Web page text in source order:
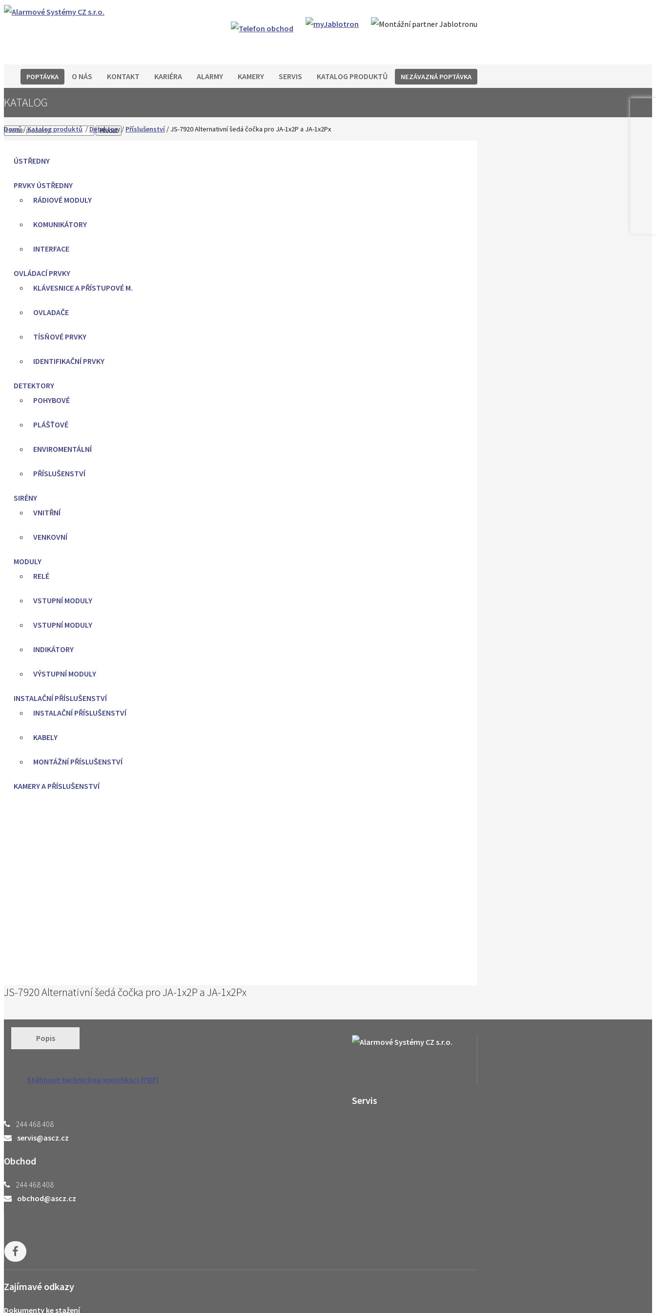
POPTÁVKA O NÁS KONTAKT KARIÉRA ALARMY KAMERY SERVIS KATALOG PRODUKTŮ NEZÁVAZNÁ POPTÁVKA
KATALOG
Hledat
Domů/Katalog produktů/Detektory/ Příslušenství / JS-7920 Alternativní šedá čočka pro JA-1x2P a JA-1x2Px
ÚSTŘEDNY
PRVKY ÚSTŘEDNY
RÁDIOVÉ MODULY
KOMUNIKÁTORY
INTERFACE
OVLÁDACÍ PRVKY
KLÁVESNICE A PŘÍSTUPOVÉ M.
OVLADAČE
TÍSŇOVÉ PRVKY
IDENTIFIKAČNÍ PRVKY
DETEKTORY
POHYBOVÉ
PLÁŠŤOVÉ
ENVIROMENTÁLNÍ
PŘÍSLUŠENSTVÍ
SIRÉNY
VNITŘNÍ
VENKOVNÍ
MODULY
RELÉ
VSTUPNÍ MODULY
VSTUPNÍ MODULY
INDIKÁTORY
VÝSTUPNÍ MODULY
INSTALAČNÍ PŘÍSLUŠENSTVÍ
INSTALAČNÍ PŘÍSLUŠENSTVÍ
KABELY
MONTÁŽNÍ PŘÍSLUŠENSTVÍ
KAMERY A PŘÍSLUŠENSTVÍ
JS-7920 Alternativní šedá čočka pro JA-1x2P a JA-1x2Px
Popis
Stáhnout technickou specifikaci (PDF)
Servis
244 468 408
servis@ascz.cz
Obchod
244 468 408
obchod@ascz.cz
Zajímavé odkazy
Dokumenty ke stažení